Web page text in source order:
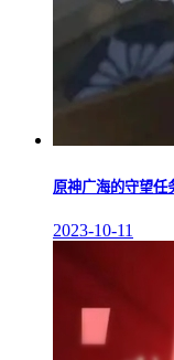
原神广海的守望任
2023-10-11